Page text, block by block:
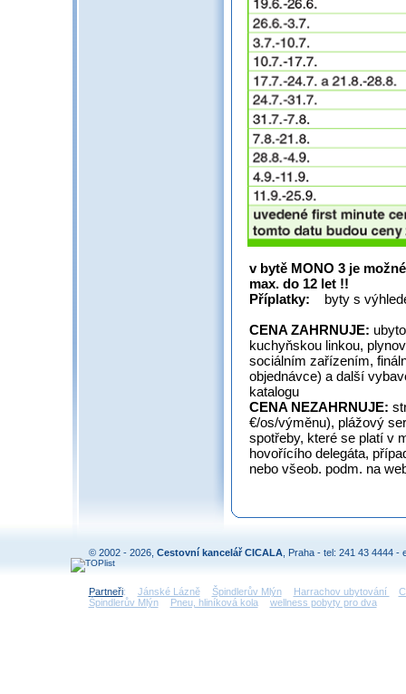
v bytě MONO 3 je
max. do 12 let !!
Příplatky:
byty s
CENA ZAHRNUJE:
kuchyňskou linkou,
sociálním zařízením,
objednávce) a další
katalogu
CENA NEZAHRNUJE:
€/os/výměnu), plážový
spotřeby, které se platí v
hovořícího delegáta,
nebo všeob. podm. na
© 2002 - 2026, Cestovní kancelář CICALA , Praha - tel: 241 43 4444 -
Partneři: Jánské Lázně Špindlerův Mlýn Harrachov ubytování
Špindlerův Mlýn
Pneu, hliníková kola wellness pobyty pro dva